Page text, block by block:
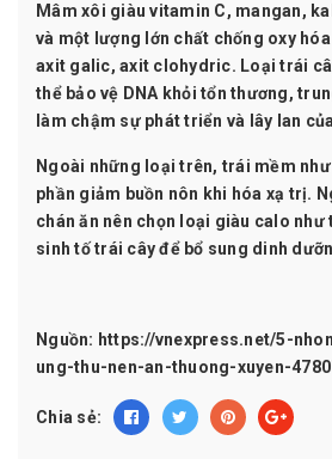
Mâm xôi giàu vitamin C, mangan,
và một lượng lớn chất chống oxy
axit galic, axit clohydric. Loại trái
thể bảo vệ DNA khỏi tổn thương,
làm chậm sự phát triển và lây lan
Ngoài những loại trên, trái mềm
phần giảm buồn nôn khi hóa xạ trị.
chán ăn nên chọn loại giàu calo như
sinh tố trái cây để bổ sung dinh
Nguồn: https://vnexpress.net/5-
ung-thu-nen-an-thuong-xuyen-
Chia sẻ: